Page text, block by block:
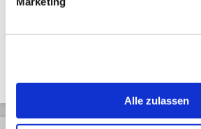
Alle zulassen
Tatami-Sondermaß
30.0x100.0 Beri: 5_2